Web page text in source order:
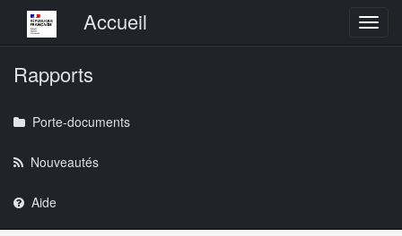
Menu principalAccueil
Rapports
Porte-documents
Nouveautés
Aide